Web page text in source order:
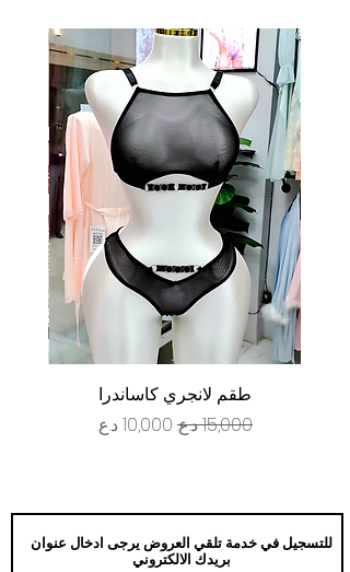
طقم لانجري كاساندرا
سعر عادي سعر البيع
للتسجيل في خدمة تلقي العروض يرجى ادخال عنوان
بريدك الالكتروني